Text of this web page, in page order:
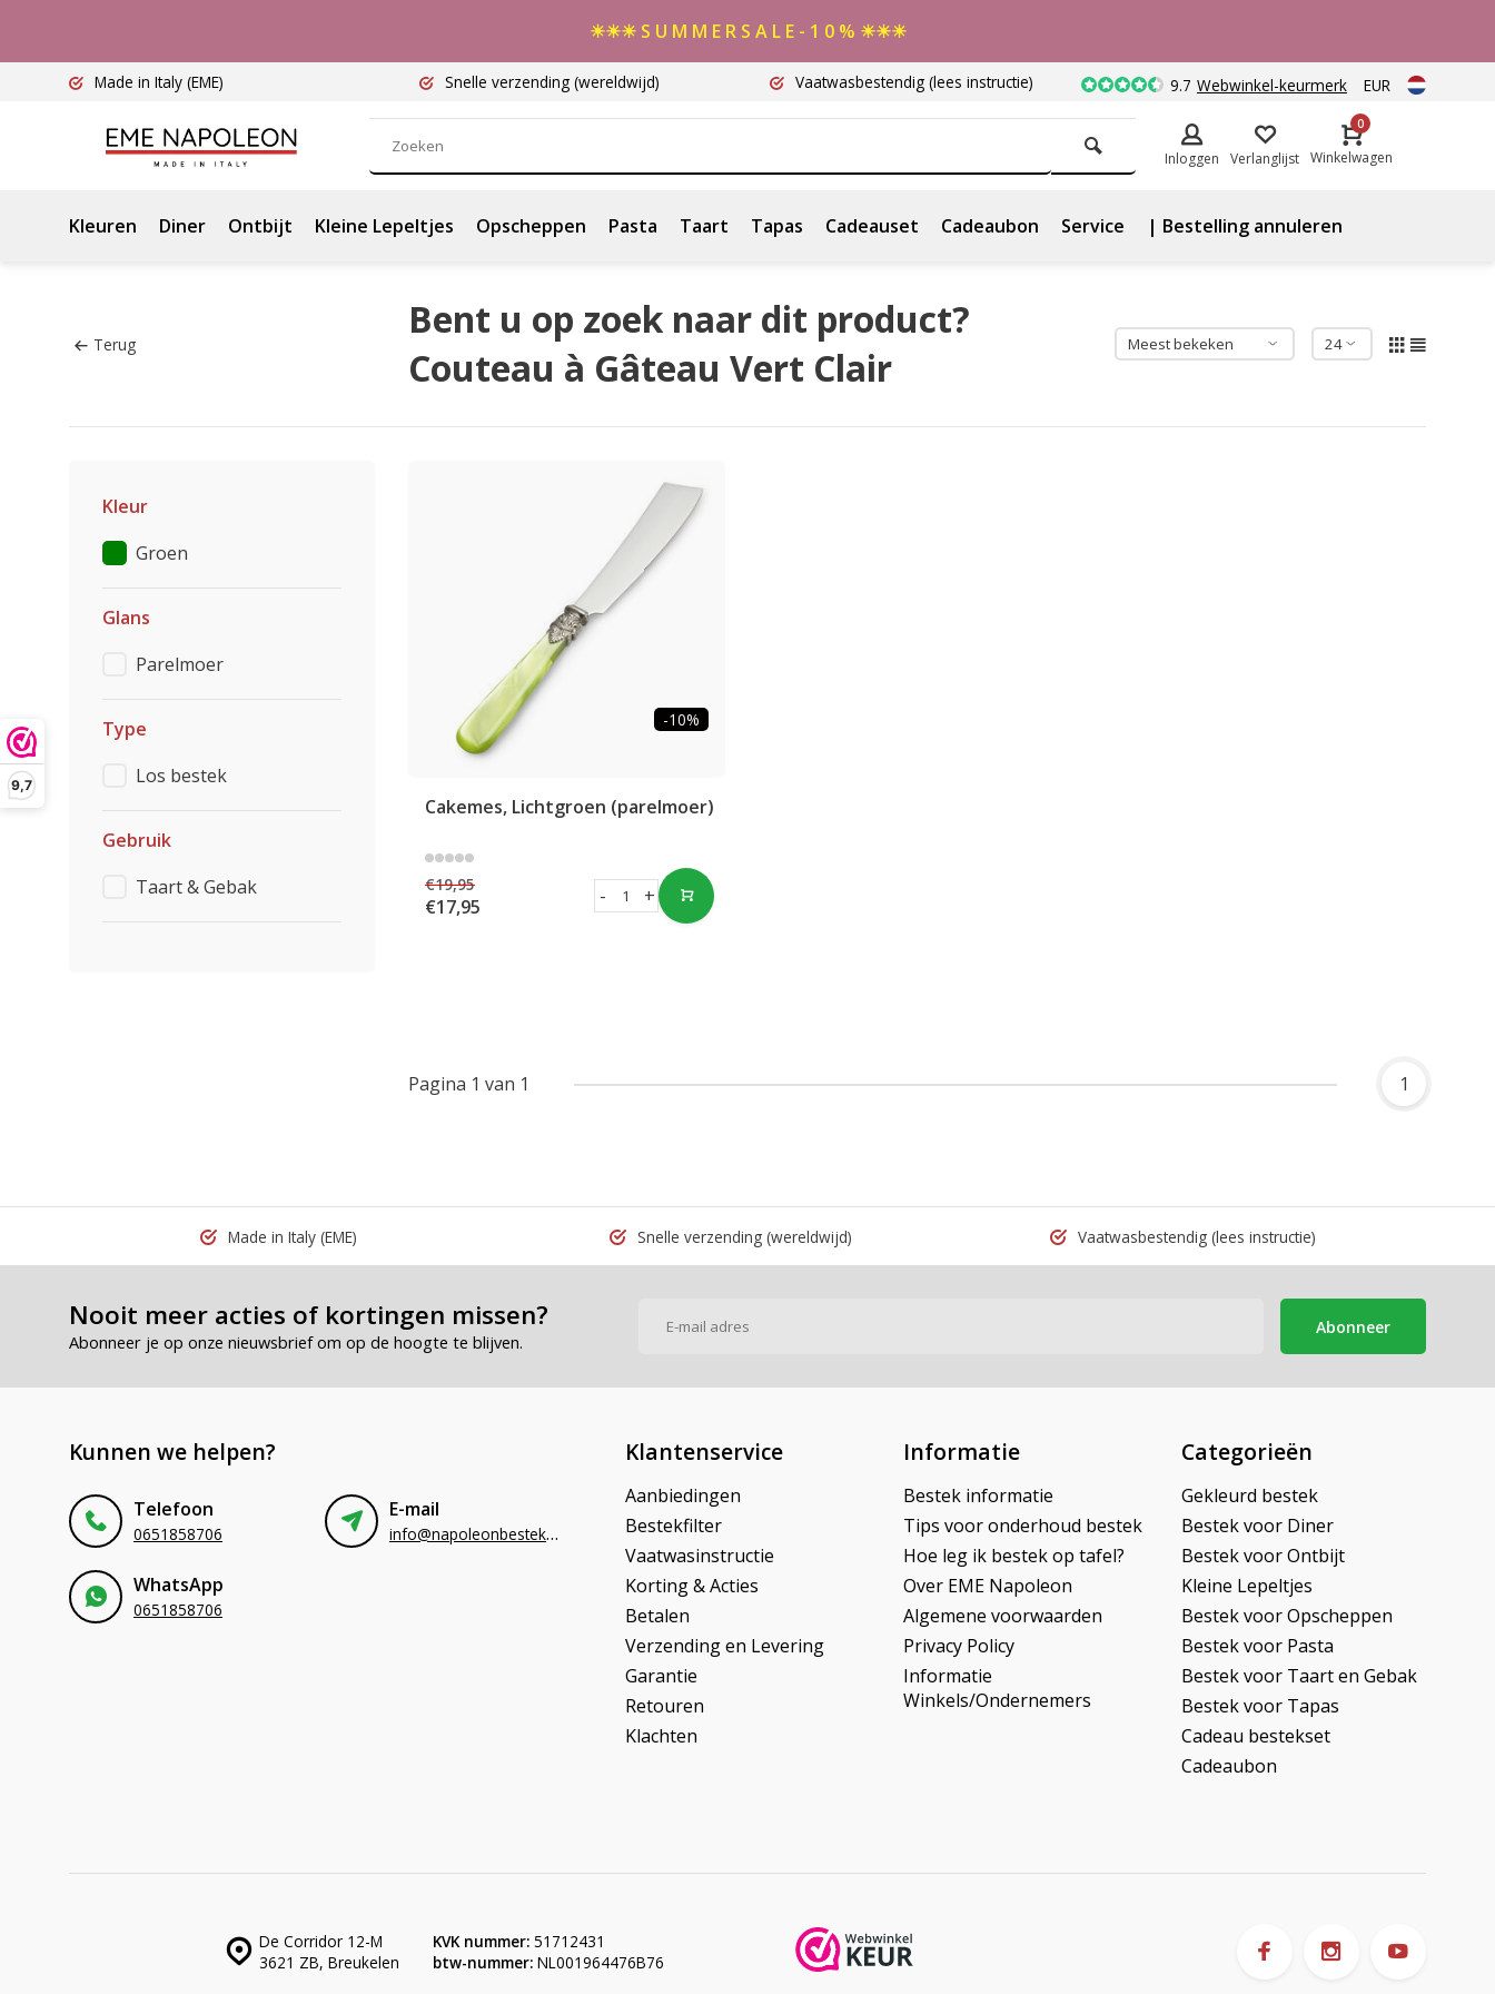
9,7
☀☀☀ S U M M E R S A L E - 1 0 % ☀☀☀
Made in Italy (EME) Snelle verzending (wereldwijd) Vaatwasbestendig (lees instructie) 9.7 Webwinkel-keurmerk EUR
Inloggen Verlanglijst
0
Winkelwagen
Kleuren Diner Ontbijt Kleine Lepeltjes Opscheppen Pasta Taart Tapas Cadeauset Cadeaubon Service | Bestelling annuleren
Terug
Bent u op zoek naar dit product?
Couteau à Gâteau Vert Clair
Kleur
Groen
Glans
Parelmoer
Type
Los bestek
Gebruik
Taart & Gebak
-10%
Cakemes, Lichtgroen (parelmoer)
€19,95
€17,95 +
-
Pagina 1 van 1 1
Made in Italy (EME) Snelle verzending (wereldwijd) Vaatwasbestendig(lees instructie)
Nooit meer acties of kortingen missen?
Abonneer je op onze nieuwsbrief om op de hoogte te blijven.
Abonneer
Kunnen we helpen?
Telefoon
0651858706
E-mail
info@napoleonbestek.nl
WhatsApp
0651858706
Klantenservice
Aanbiedingen
Bestekfilter
Vaatwasinstructie
Korting & Acties
Betalen
Verzending en Levering
Garantie
Retouren
Klachten
Informatie
Bestek informatie
Tips voor onderhoud bestek
Hoe leg ik bestek op tafel?
Over EME Napoleon
Algemene voorwaarden
Privacy Policy
Informatie
Winkels/Ondernemers
Categorieën
Gekleurd bestek
Bestek voor Diner
Bestek voor Ontbijt
Kleine Lepeltjes
Bestek voor Opscheppen
Bestek voor Pasta
Bestek voor Taart en Gebak
Bestek voor Tapas
Cadeau bestekset
Cadeaubon
De Corridor 12-M
3621 ZB, Breukelen
KVK nummer: 51712431
btw-nummer: NL001964476B76